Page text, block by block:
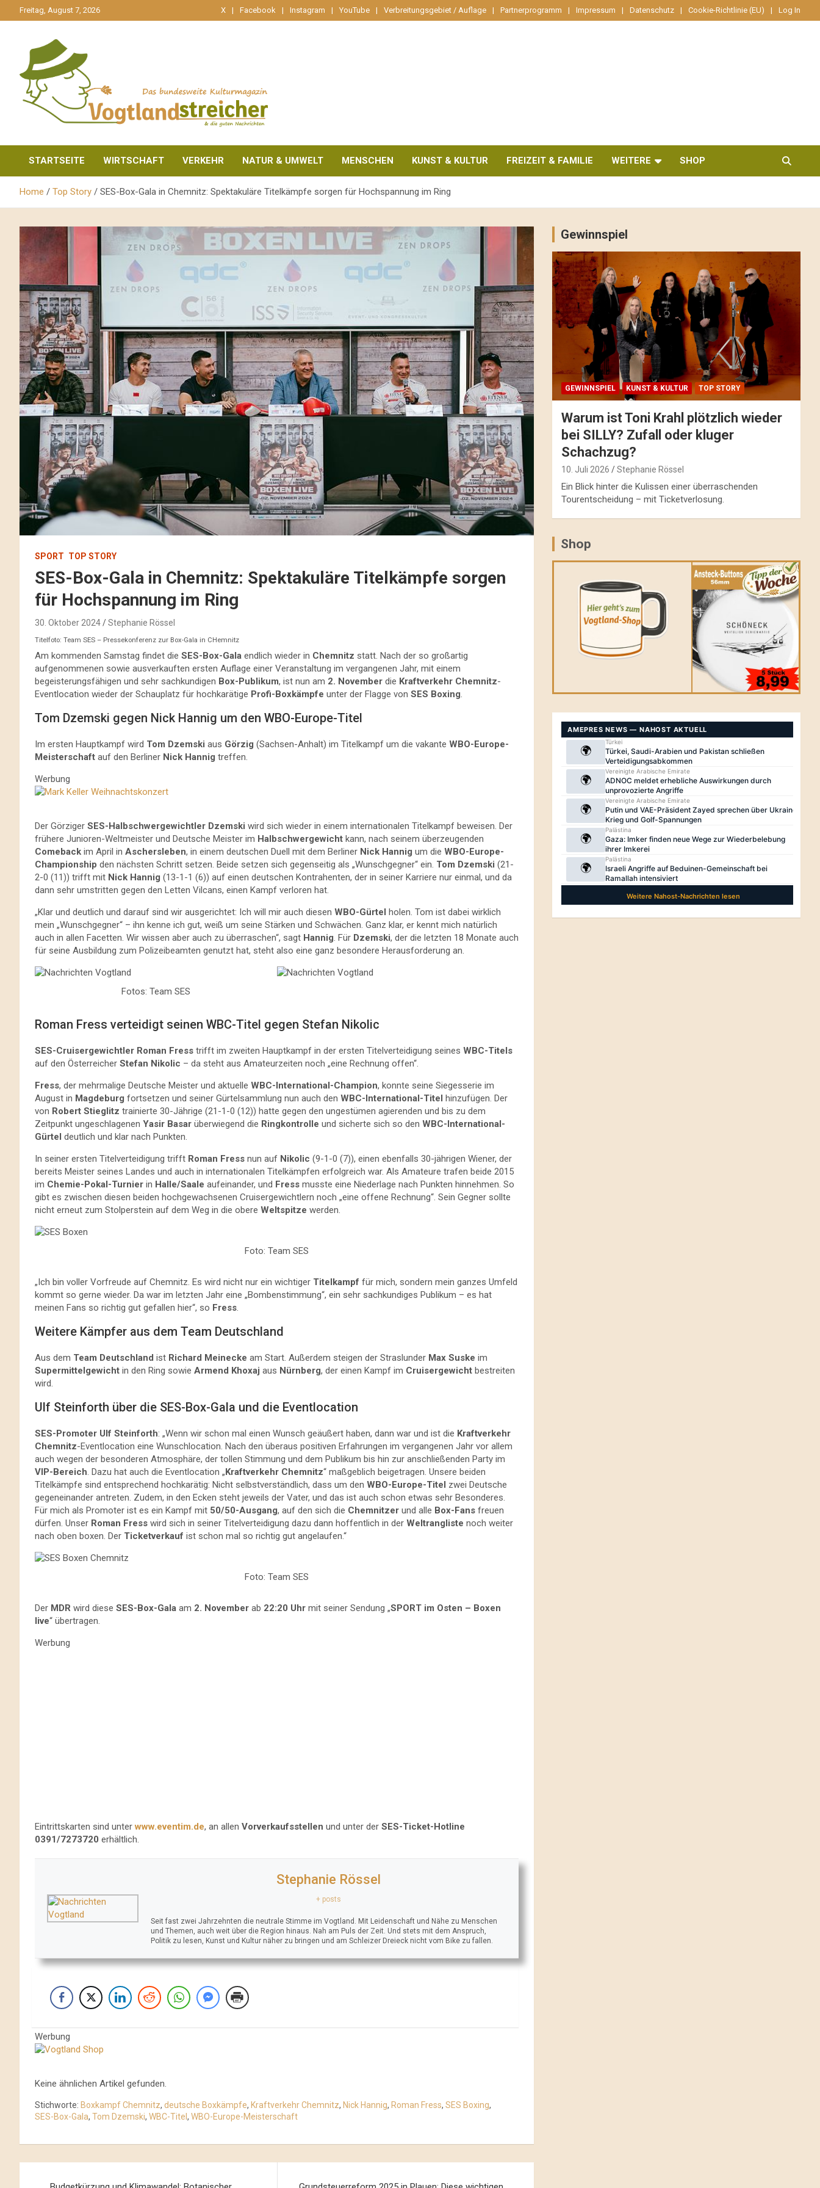
zum
Freitag, August 7, 2026 X Facebook Instagram YouTube Verbreitungsgebiet / Auflage Partnerprogramm Impressum Datenschutz Cookie-Richtlinie (EU) Log In
Vogtlandstreicher
STARTSEITE WIRTSCHAFT VERKEHR NATUR & UMWELT MENSCHEN KUNST & KULTUR FREIZEIT & FAMILIE WEITERE SHOP
Home Top Story SES-Box-Gala in Chemnitz: Spektakuläre Titelkämpfe sorgen für Hochspannung im Ring
SPORT TOP STORY
SES-Box-Gala in Chemnitz: Spektakuläre Titelkämpfe sorgen
für Hochspannung im Ring
30. Oktober 2024 Stephanie Rössel
Titelfoto: Team SES – Pressekonferenz zur Box-Gala in CHemnitz
Am kommenden Samstag findet die SES-Box-Gala endlich wieder in Chemnitz statt. Nach der so großartig
aufgenommenen sowie ausverkauften ersten Auflage einer Veranstaltung im vergangenen Jahr, mit einem
begeisterungsfähigen und sehr sachkundigen Box-Publikum, ist nun am 2. November die Kraftverkehr Chemnitz-
Eventlocation wieder der Schauplatz für hochkarätige Profi-Boxkämpfe unter der Flagge von SES Boxing
Tom Dzemski gegen Nick Hannig um den WBO-Europe-Titel
Im ersten Hauptkampf wird Tom Dzemski aus Görzig (Sachsen-Anhalt) im Titelkampf um die vakante WBO-Europe-
Meisterschaft auf den Berliner Nick Hannig treffen.
Werbung
Der Görziger SES-Halbschwergewichtler Dzemski wird sich wieder in einem internationalen Titelkampf beweisen. Der
frühere Junioren-Weltmeister und Deutsche Meister im Halbschwergewicht kann, nach seinem überzeugenden
Comeback im April in Aschersleben, in einem deutschen Duell mit dem Berliner Nick Hannig um die WBO-Europe-
Championship den nächsten Schritt setzen. Beide setzen sich gegenseitig als „Wunschgegner“ ein. Tom Dzemski (21-
2-0 (11)) trifft mit Nick Hannig (13-1-1 (6)) auf einen deutschen Kontrahenten, der in seiner Karriere nur einmal, und da
dann sehr umstritten gegen den Letten Vilcans, einen Kampf verloren hat.
„Klar und deutlich und darauf sind wir ausgerichtet: Ich will mir auch diesen WBO-Gürtel holen. Tom ist dabei wirklich
mein „Wunschgegner“ – ihn kenne ich gut, weiß um seine Stärken und Schwächen. Ganz klar, er kennt mich natürlich
auch in allen Facetten. Wir wissen aber auch zu überraschen“, sagt Hannig . Für Dzemski, der die letzten 18 Monate auch
für seine Ausbildung zum Polizeibeamten genutzt hat, steht also eine ganz besondere Herausforderung an.
Fotos: Team SES
Roman Fress verteidigt seinen WBC-Titel gegen Stefan Nikolic
SES-Cruisergewichtler Roman Fress trifft im zweiten Hauptkampf in der ersten Titelverteidigung seines WBC-Titels
auf den Österreicher Stefan Nikolic – da steht aus Amateurzeiten noch „eine Rechnung offen“.
Fress, der mehrmalige Deutsche Meister und aktuelle WBC-International-Champion, konnte seine Siegesserie im
August in Magdeburg fortsetzen und seiner Gürtelsammlung nun auch den WBC-International-Titel hinzufügen. Der
von Robert Stieglitz trainierte 30-Jährige (21-1-0 (12)) hatte gegen den ungestümen agierenden und bis zu dem
Zeitpunkt ungeschlagenen Yasir Basar überwiegend die Ringkontrolle und sicherte sich so den WBC-International-
Gürtel deutlich und klar nach Punkten.
In seiner ersten Titelverteidigung trifft Roman Fress nun auf Nikolic (9-1-0 (7)), einen ebenfalls 30-jährigen Wiener, der
bereits Meister seines Landes und auch in internationalen Titelkämpfen erfolgreich war. Als Amateure trafen beide 2015
im Chemie-Pokal-Turnier in Halle/Saale aufeinander, und Fress musste eine Niederlage nach Punkten hinnehmen. So
gibt es zwischen diesen beiden hochgewachsenen Cruisergewichtlern noch „eine offene Rechnung“. Sein Gegner sollte
nicht erneut zum Stolperstein auf dem Weg in die obere Weltspitze werden.
Foto: Team SES
„Ich bin voller Vorfreude auf Chemnitz. Es wird nicht nur ein wichtiger Titelkampf für mich, sondern mein ganzes Umfeld
kommt so gerne wieder. Da war im letzten Jahr eine „Bombenstimmung“, ein sehr sachkundiges Publikum – es hat
meinen Fans so richtig gut gefallen hier“, so Fress
Weitere Kämpfer aus dem Team Deutschland
Aus dem Team Deutschland ist Richard Meinecke am Start. Außerdem steigen der Straslunder Max Suske im
Supermittelgewicht in den Ring sowie Armend Khoxaj aus Nürnberg, der einen Kampf im Cruisergewicht bestreiten
wird.
Ulf Steinforth über die SES-Box-Gala und die Eventlocation
SES-Promoter Ulf Steinforth: „Wenn wir schon mal einen Wunsch geäußert haben, dann war und ist die Kraftverkehr
Chemnitz-Eventlocation eine Wunschlocation. Nach den überaus positiven Erfahrungen im vergangenen Jahr vor allem
auch wegen der besonderen Atmosphäre, der tollen Stimmung und dem Publikum bis hin zur anschließenden Party im
VIP-Bereich . Dazu hat auch die Eventlocation „Kraftverkehr Chemnitz“ maßgeblich beigetragen. Unsere beiden
Titelkämpfe sind entsprechend hochkarätig: Nicht selbstverständlich, dass um den WBO-Europe-Titel zwei Deutsche
gegeneinander antreten. Zudem, in den Ecken steht jeweils der Vater, und das ist auch schon etwas sehr Besonderes.
Für mich als Promoter ist es ein Kampf mit 50/50-Ausgang, auf den sich die Chemnitzer und alle Box-Fans freuen
dürfen. Unser Roman Fress wird sich in seiner Titelverteidigung dazu dann hoffentlich in der Weltrangliste noch weiter
nach oben boxen. Der Ticketverkauf ist schon mal so richtig gut angelaufen.“
Foto: Team SES
Der MDR wird diese SES-Box-Gala am 2. November ab 22:20 Uhr mit seiner Sendung „SPORT im Osten – Boxen
live“ übertragen.
Werbung
Eintrittskarten sind unterwww.eventim.de, an allen Vorverkaufsstellen und unter der SES-Ticket-Hotline
0391/7273720 erhältlich.
Stephanie Rössel
+ posts
Seit fast zwei Jahrzehnten die neutrale Stimme im Vogtland. Mit Leidenschaft und Nähe zu Menschen
und Themen, auch weit über die Region hinaus. Nah am Puls der Zeit. Und stets mit dem Anspruch,
Politik zu lesen, Kunst und Kultur näher zu bringen und am Schleizer Dreieck nicht vom Bike zu fallen.
Werbung
Keine ähnlichen Artikel gefunden.
Stichworte: Boxkampf Chemnitz, deutsche Boxkämpfe, Kraftverkehr Chemnitz, Nick Hannig, Roman Fress, SES Boxing,
SES-Box-Gala, Tom Dzemski, WBC-Titel, WBO-Europe-Meisterschaft
Gewinnspiel
GEWINNSPIEL KUNST & KULTUR TOP STORY
Warum ist Toni Krahl plötzlich wieder
bei SILLY? Zufall oder kluger
Schachzug?
10. Juli 2026 Stephanie Rössel
Ein Blick hinter die Kulissen einer überraschenden
Tourentscheidung – mit Ticketverlosung.
Shop